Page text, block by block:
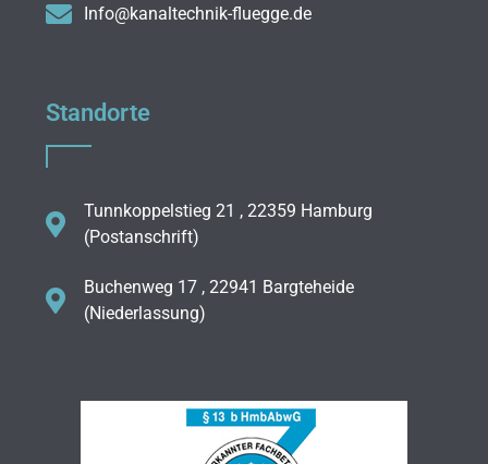
Info@kanaltechnik-fluegge.de
Standorte
Tunnkoppelstieg 21 , 22359 Hamburg
(Postanschrift)
Buchenweg 17 , 22941 Bargteheide
(Niederlassung)